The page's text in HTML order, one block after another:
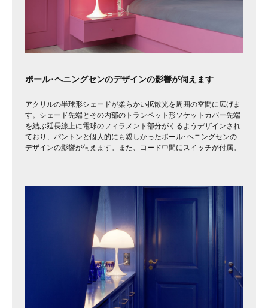
ポール･ヘニングセンのデザインの影響が伺えます
アクリルの半球形シェードが柔らかい拡散光を周囲の空間に広げま
す。シェード先端とその内部のトランペット形ソケットカバー先端
を結ぶ延長線上に電球のフィラメント部分がくるようデザインされ
ており、パントンと個人的にも親しかったポール･ヘニングセンの
デザインの影響が伺えます。また、コード中間にスイッチが付属。